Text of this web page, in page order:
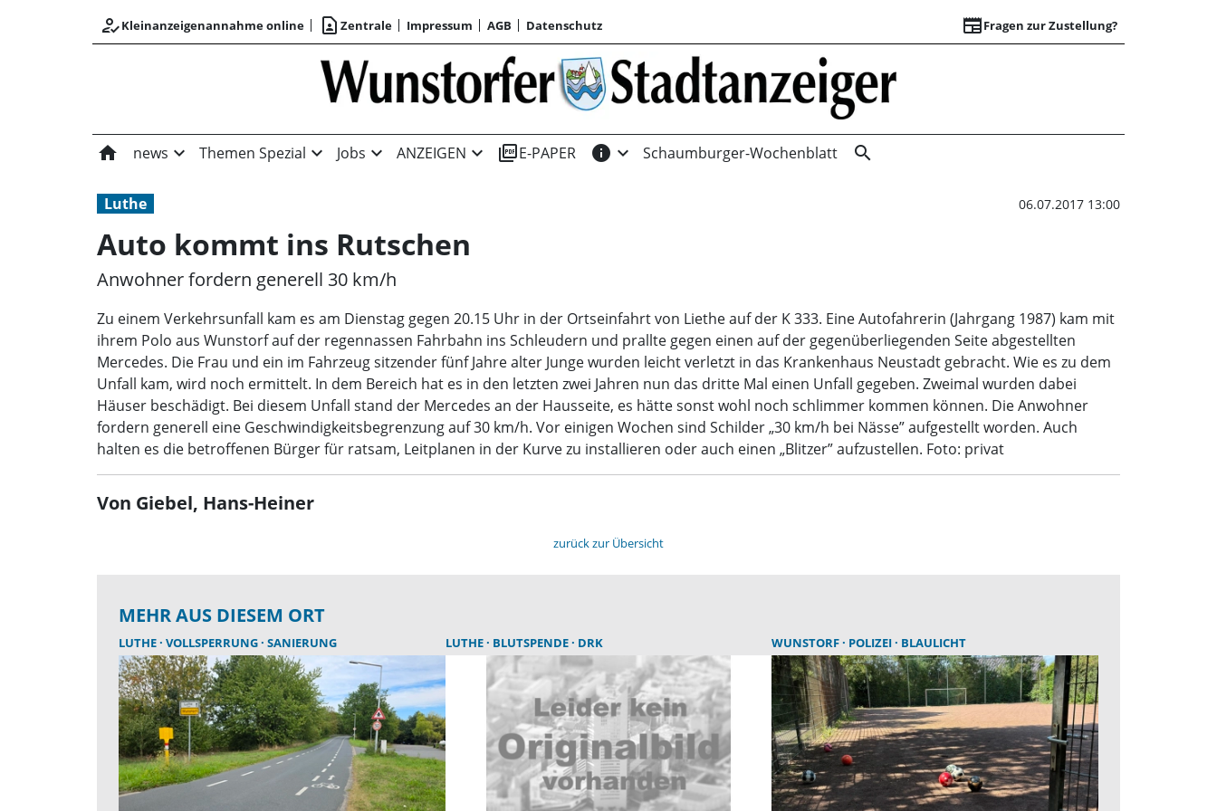
how_to_regKleinanzeigenannahme online contact_page Zentrale Impressum AGB Datenschutz newspaperFragen zur Zustellung?
Auto kommt ins
home news expand_more Themen Spezial expand_more Jobs expand_more ANZEIGEN expand_more picture_as_pdfE-PAPER info expand_more Schaumburger-Wochenblatt search
Luthe 06.07.2017 13:00
Auto kommt ins Rutschen
Anwohner fordern generell 30 km/h
Zu einem Verkehrsunfall kam es am Dienstag gegen 20.15 Uhr in der Ortseinfahrt von Liethe auf der K 333. Eine Autofahrerin (Jahrgang 1987) kam mit
ihrem Polo aus Wunstorf auf der regennassen Fahrbahn ins Schleudern und prallte gegen einen auf der gegenüberliegenden Seite abgestellten
Mercedes. Die Frau und ein im Fahrzeug sitzender fünf Jahre alter Junge wurden leicht verletzt in das Krankenhaus Neustadt gebracht. Wie es zu dem
Unfall kam, wird noch ermittelt. In dem Bereich hat es in den letzten zwei Jahren nun das dritte Mal einen Unfall gegeben. Zweimal wurden dabei
Häuser beschädigt. Bei diesem Unfall stand der Mercedes an der Hausseite, es hätte sonst wohl noch schlimmer kommen können. Die Anwohner
fordern generell eine Geschwindigkeitsbegrenzung auf 30 km/h. Vor einigen Wochen sind Schilder „30 km/h bei Nässe” aufgestellt worden. Auch
halten es die betroffenen Bürger für ratsam, Leitplanen in der Kurve zu installieren oder auch einen „Blitzer” aufzustellen. Foto: privat
Von Giebel, Hans-Heiner
zurück zur Übersicht
MEHR AUS DIESEM ORT
LUTHE VOLLSPERRUNG SANIERUNG LUTHE BLUTSPENDE DRK WUNSTORF POLIZEI BLAULICHT